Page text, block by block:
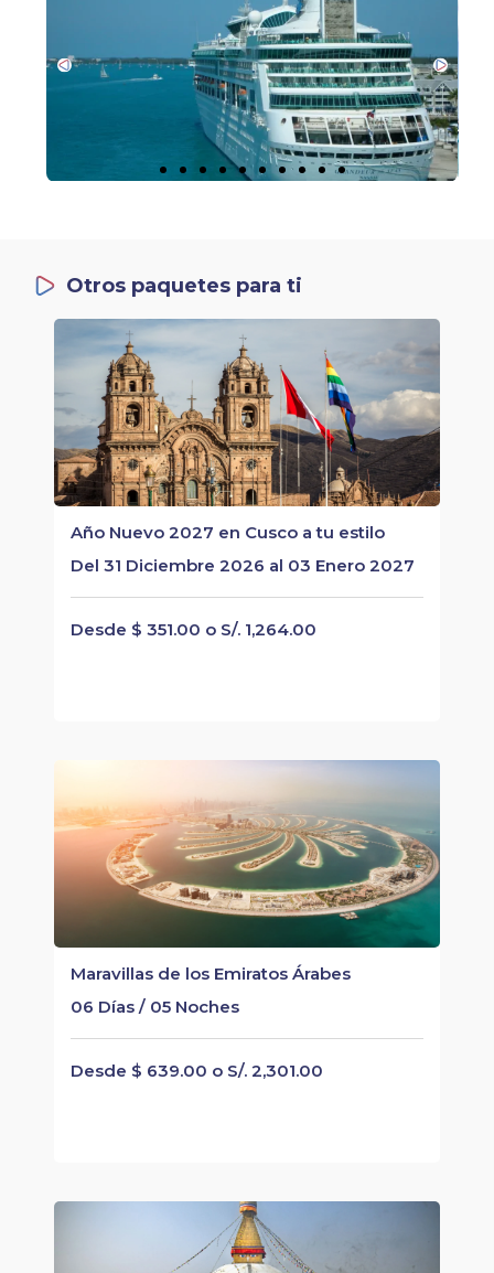
Otros paquetes para ti
Año Nuevo 2027 en Cusco a tu estilo
Del 31 Diciembre 2026 al 03 Enero 2027
Desde $ 351.00 o S/. 1,264.00
Maravillas de los Emiratos Árabes
06 Días / 05 Noches
Desde $ 639.00 o S/. 2,301.00